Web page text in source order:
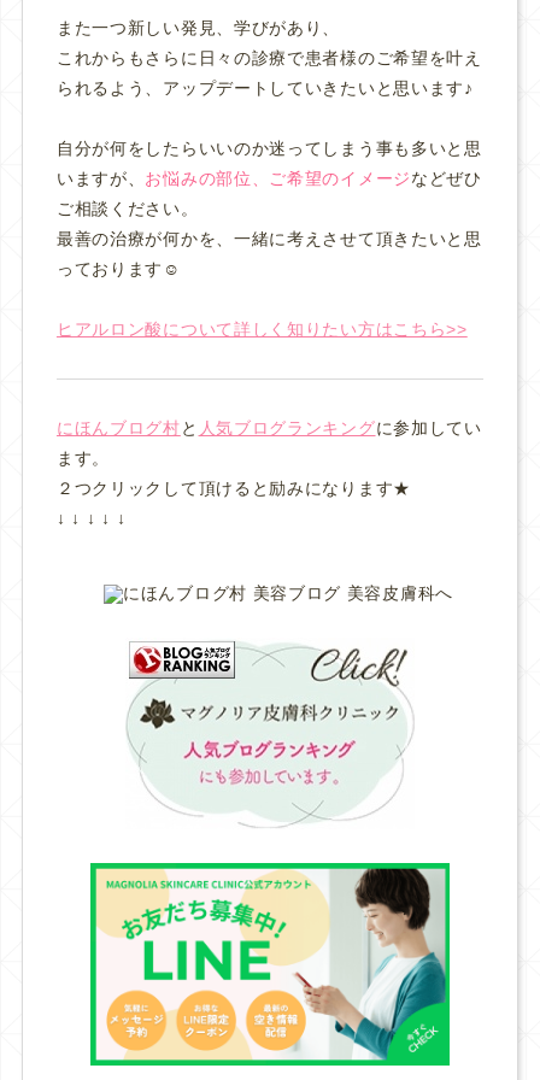
また一つ新しい発見、学びがあり、
これからもさらに日々の診療で患者様のご希望を叶え
られるよう、アップデートしていきたいと思います♪
自分が何をしたらいいのか迷ってしまう事も多いと思
いますが、 お悩みの部位、ご希望のイメージなどぜひ
ご相談ください。
最善の治療が何かを、一緒に考えさせて頂きたいと思
っております☺️
ヒアルロン酸について詳しく知りたい方はこちら>>
にほんブログ村と 人気ブログランキングに参加してい
ます。
２つクリックして頂けると励みになります★
↓ ↓ ↓ ↓ ↓